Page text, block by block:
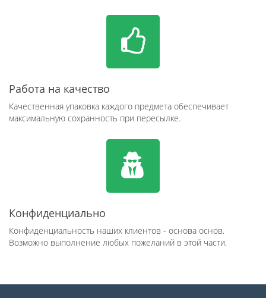
Работа на качество
Качественная упаковка каждого предмета обеспечивает
максимальную сохранность при пересылке.
Конфиденциально
Конфиденциальность наших клиентов - основа основ.
Возможно выполнение любых пожеланий в этой части.